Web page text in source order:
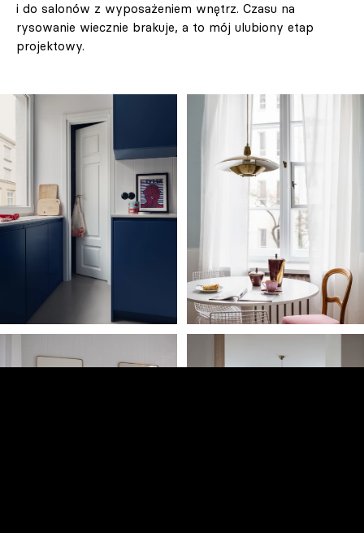
i do salonów z wyposażeniem wnętrz. Czasu na
rysowanie wiecznie brakuje, a to mój ulubiony etap
projektowy.